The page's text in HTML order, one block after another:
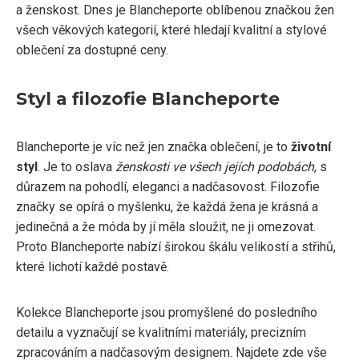
a ženskost. Dnes je Blancheporte oblíbenou značkou žen
všech věkových kategorií, které hledají kvalitní a stylové
oblečení za dostupné ceny.
Styl a filozofie Blancheporte
Blancheporte je víc než jen značka oblečení, je to životní
styl. Je to oslava ženskosti ve všech jejích podobách, s
důrazem na pohodlí, eleganci a nadčasovost. Filozofie
značky se opírá o myšlenku, že každá žena je krásná a
jedinečná a že móda by jí měla sloužit, ne ji omezovat.
Proto Blancheporte nabízí širokou škálu velikostí a střihů,
které lichotí každé postavě.
Kolekce Blancheporte jsou promyšlené do posledního
detailu a vyznačují se kvalitními materiály, precizním
zpracováním a nadčasovým designem. Najdete zde vše